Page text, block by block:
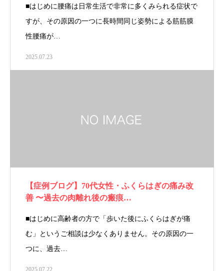
■はじめに腰痛は日常生活で非常に多くみられる症状で
すが、その原因の一つに長時間同じ姿勢による筋筋膜
性腰痛が…
2025.07.23
【症例ブログ】70代女性・ふくらはぎの痛み改
善 〜過去の肉離れ後の瘢痕…
■はじめに高齢者の方で「歩いた後にふくらはぎが痛
む」というご相談は少なくありません。その原因の一
つに、過去…
2025.07.22